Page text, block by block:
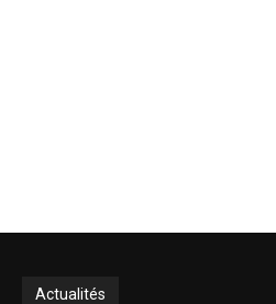
Actualités